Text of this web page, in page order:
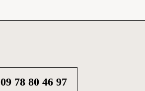
09 78 80 46 97